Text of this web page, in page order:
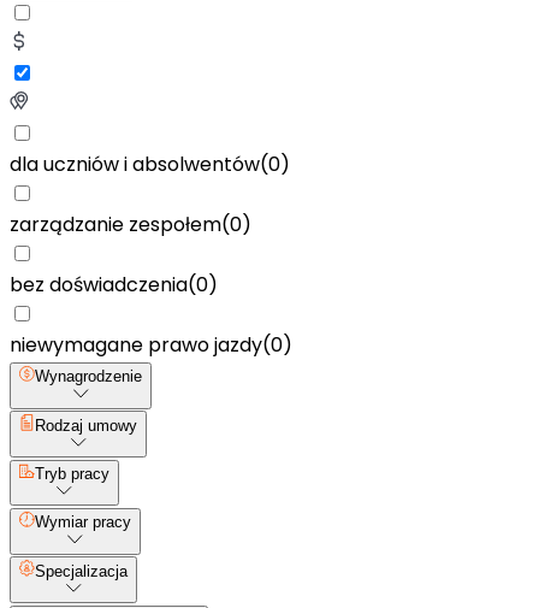
dla uczniów i absolwentów(0)
zarządzanie zespołem(0)
bez doświadczenia(0)
niewymagane prawo jazdy(0)
Wynagrodzenie
Rodzaj umowy
Tryb pracy
Wymiar pracy
Specjalizacja